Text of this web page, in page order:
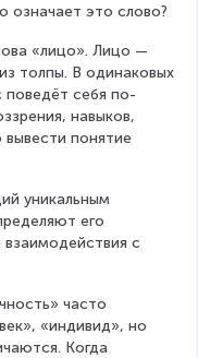
означает это слово?
«лицо». Лицо —
толпы. В одинаковых
поведёт себя по-
навыков,
понятие
уникальным
его
с
часто
«индивид», но
Когда